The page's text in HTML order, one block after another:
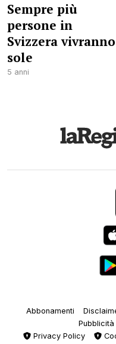
Sempre più
persone in
Svizzera vivranno
sole
5 anni
Abbonamenti
Pubblicità
Privacy Policy